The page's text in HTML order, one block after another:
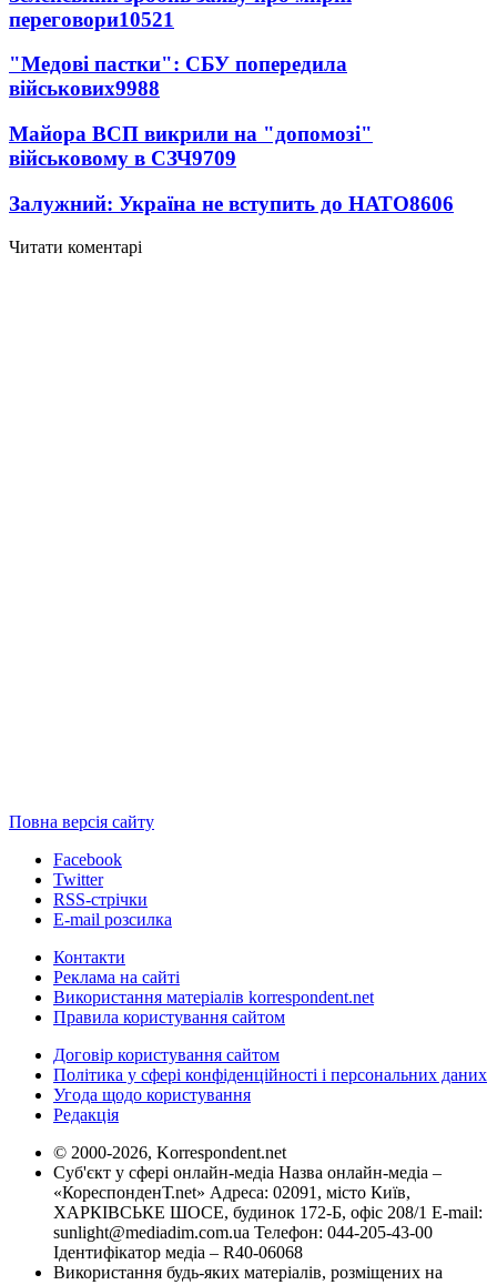
переговори10521
"Медові пастки": СБУ попередила
військових9988
Майора ВСП викрили на "допомозі"
військовому в СЗЧ9709
Залужний: Україна не вступить до НАТО8606
Читати коментарі
Повна версія сайту
Facebook
Twitter
RSS-стрічки
E-mail розсилка
Контакти
Реклама на сайті
Використання матеріалів korrespondent.net
Правила користування сайтом
Договір користування сайтом
Політика у сфері конфіденційності і персональних даних
Угода щодо користування
Редакція
© 2000-2026, Korrespondent.net
Суб'єкт у сфері онлайн-медіа Назва онлайн-медіа –
«КореспонденТ.net» Адреса: 02091, місто Київ,
ХАРКІВСЬКЕ ШОСЕ, будинок 172-Б, офіс 208/1 E-mail:
sunlight@mediadim.com.ua Телефон: 044-205-43-00
Ідентифікатор медіа – R40-06068
Використання будь-яких матеріалів, розміщених на